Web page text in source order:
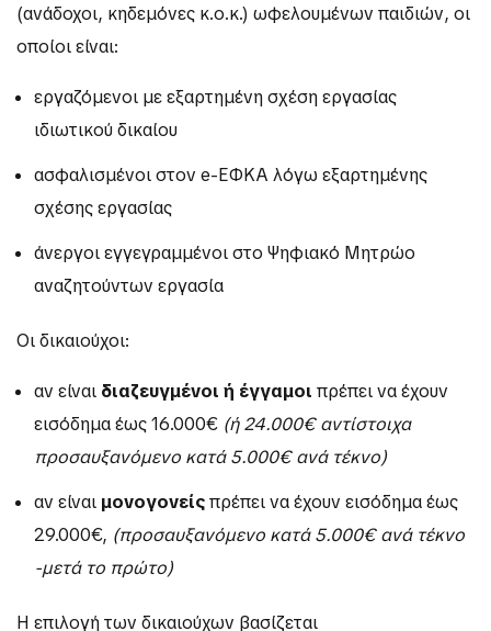
(ανάδοχοι, κηδεμόνες κ.ο.κ.) ωφελουμένων παιδιών, οι
οποίοι είναι:
εργαζόμενοι με εξαρτημένη σχέση εργασίας
ιδιωτικού δικαίου
ασφαλισμένοι στον e-EΦΚΑ λόγω εξαρτημένης
σχέσης εργασίας
άνεργοι εγγεγραμμένοι στο Ψηφιακό Μητρώο
αναζητούντων εργασία
Οι δικαιούχοι:
αν είναι διαζευγμένοι ή έγγαμοι πρέπει να έχουν
εισόδημα έως 16.000€ (ή 24.000€ αντίστοιχα
προσαυξανόμενο κατά 5.000€ ανά τέκνο)
αν είναι μονογονείςπρέπει να έχουν εισόδημα έως
29.000€, (προσαυξανόμενο κατά 5.000€ ανά τέκνο
-μετά το πρώτο)
Η επιλογή των δικαιούχων βασίζεται